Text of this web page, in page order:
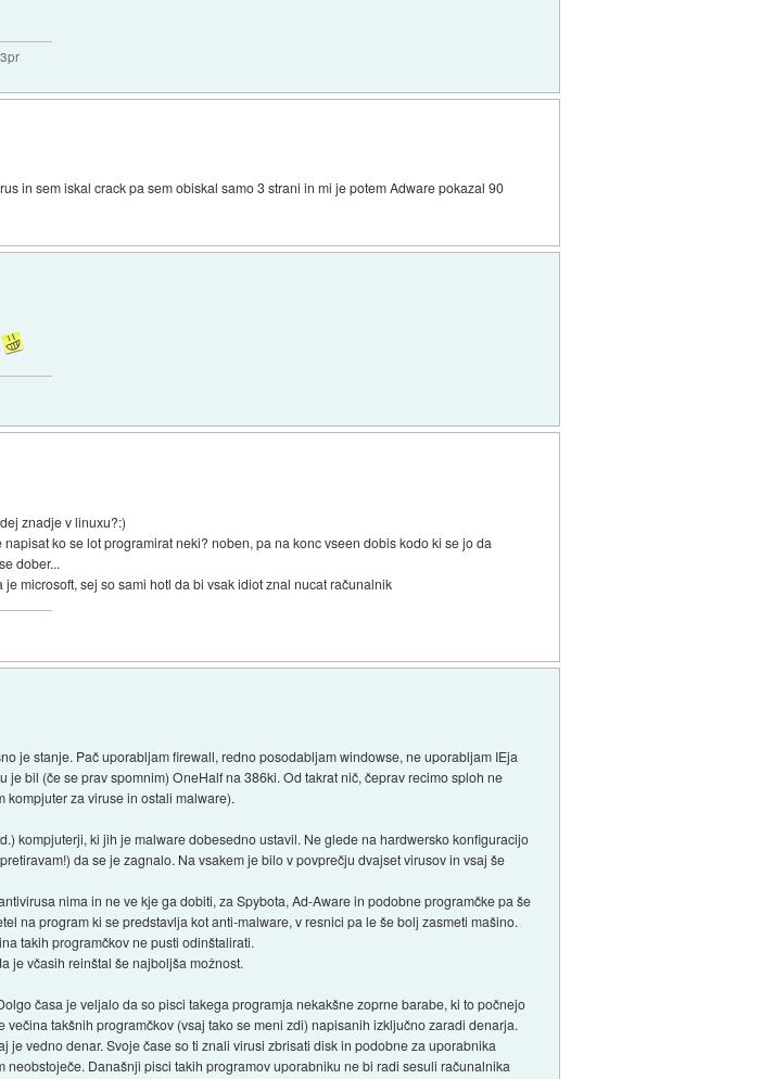
in sem iskal crack pa sem obiskal samo 3 strani in mi je potem Adware pokazal 90
znadje v linuxu?:)
ko se lot programirat neki? noben, pa na konc vseen dobis kodo ki se jo da
dober...
microsoft, sej so sami hotl da bi vsak idiot znal nucat računalnik
je stanje. Pač uporabljam firewall, redno posodabljam windowse, ne uporabljam IEja
bil (če se prav spomnim) OneHalf na 386ki. Od takrat nič, čeprav recimo sploh ne
za viruse in ostali malware).
kompjuterji, ki jih je malware dobesedno ustavil. Ne glede na hardwersko konfiguracijo
da se je zagnalo. Na vsakem je bilo v povprečju dvajset virusov in vsaj še
nima in ne ve kje ga dobiti, za Spybota, Ad-Aware in podobne programčke pa še
na program ki se predstavlja kot anti-malware, v resnici pa le še bolj zasmeti mašino.
takih programčkov ne pusti odinštalirati.
je včasih reinštal še najboljša možnost.
časa je veljalo da so pisci takega programja nekakšne zoprne barabe, ki to počnejo
takšnih programčkov (vsaj tako se meni zdi) napisanih izključno zaradi denarja.
vedno denar. Svoje čase so ti znali virusi zbrisati disk in podobne za uporabnika
Današnji pisci takih programov uporabniku ne bi radi sesuli računalnika